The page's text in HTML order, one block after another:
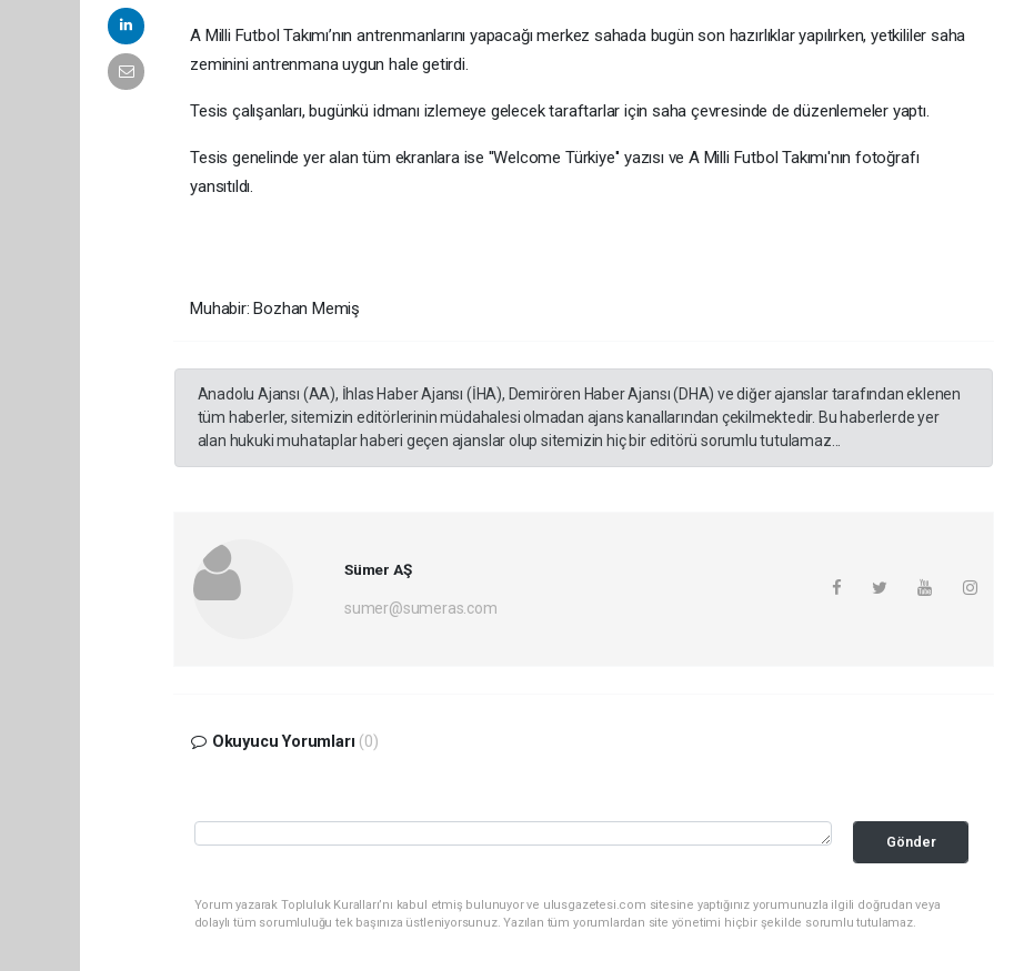
A Milli Futbol Takımı’nın antrenmanlarını yapacağı merkez sahada bugün son hazırlıklar yapılırken, yetkililer saha
zeminini antrenmana uygun hale getirdi.
Tesis çalışanları, bugünkü idmanı izlemeye gelecek taraftarlar için saha çevresinde de düzenlemeler yaptı.
Tesis genelinde yer alan tüm ekranlara ise ''Welcome Türkiye'' yazısı ve A Milli Futbol Takımı'nın fotoğrafı
yansıtıldı.
Muhabir: Bozhan Memiş
Anadolu Ajansı (AA), İhlas Haber Ajansı (İHA), Demirören Haber Ajansı (DHA) ve diğer ajanslar tarafından eklenen
tüm haberler, sitemizin editörlerinin müdahalesi olmadan ajans kanallarından çekilmektedir. Bu haberlerde yer
alan hukuki muhataplar haberi geçen ajanslar olup sitemizin hiç bir editörü sorumlu tutulamaz...
Sümer AŞ
sumer@sumeras.com
Okuyucu Yorumları (0)
Gönder
Yorum yazarak Topluluk Kuralları’nı kabul etmiş bulunuyor ve ulusgazetesi.com sitesine yaptığınız yorumunuzla ilgili doğrudan veya
dolaylı tüm sorumluluğu tek başınıza üstleniyorsunuz. Yazılan tüm yorumlardan site yönetimi hiçbir şekilde sorumlu tutulamaz.